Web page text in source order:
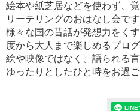
絵本や紙芝居などを使わず、
リーテリングのおはなし会です
様々な国の昔話が発想力をく
度から大人まで楽しめるプロ
絵や映像ではなく、語られる
ゆったりとしたひと時をお過ご